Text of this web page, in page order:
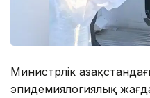
Министрлік
эпидемиялогиялық